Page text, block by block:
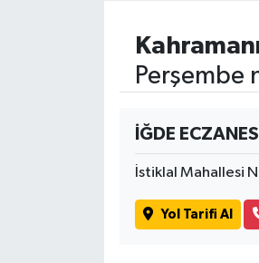
Perşembe
İĞDE ECZANESİ
İstiklal Mahallesi
Yol Tarifi Al